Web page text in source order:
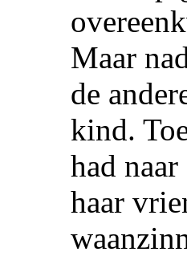
Maar
de
kind.
had
haar